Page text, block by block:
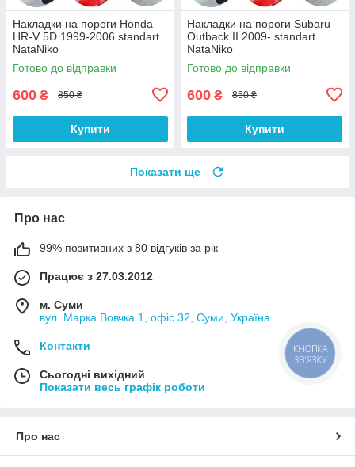
Накладки на пороги Honda
HR-V 5D 1999-2006 standart
NataNiko
Готово до відправки
600 ₴ 850 ₴
Купити
Накладки на пороги Subaru
Outback II 2009- standart
NataNiko
Готово до відправки
600 ₴ 850 ₴
Купити
Показати ще
Про нас
99% позитивних з 80 відгуків за рік
Працює з 27.03.2012
м. Суми
вул. Марка Вовчка 1, офіс 32, Суми, Україна
Контакти
Сьогодні вихідний
Показати весь графік роботи
Про нас
КНОПКА
ЗВ'ЯЗКУ